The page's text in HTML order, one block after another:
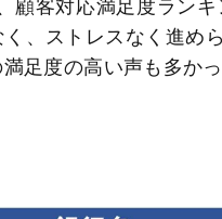
顧客対応満足度ラン
、ストレスなく進め
足度の高い声も多かっ